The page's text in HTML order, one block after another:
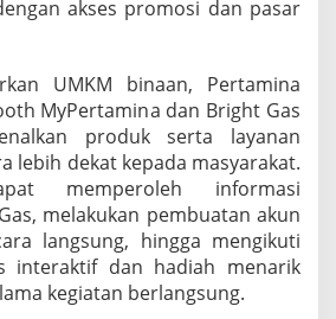
r
m
n
a
d
J
a
m
b
o
r
akses promosi dan pasar
UMKM binaan, Pertamina
MyPertamina dan Bright Gas
produk serta layanan
lebih dekat kepada masyarakat.
memperoleh informasi
melakukan pembuatan akun
langsung, hingga mengikuti
interaktif dan hadiah menarik
kegiatan berlangsung.